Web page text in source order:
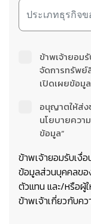
ข้าพเจ้ายอม
จัดการทรัพย์
เปิดเผยข้อมู
อนุญาตให้ส่ง
นโยบายควา
ข้อมูล”
ข้าพเจ้ายอมรับเงื่อ
ข้อมูลส่วนบุคคลข
ตัวแทน และ/หรือผู้
ข้าพเจ้าเกี่ยวกับค